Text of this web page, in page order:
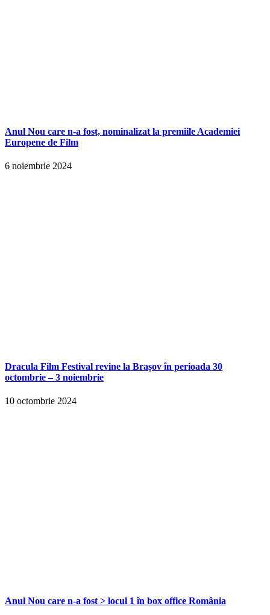
Anul Nou care n-a fost, nominalizat la premiile Academiei
Europene de Film
6 noiembrie 2024
Dracula Film Festival revine la Brașov în perioada 30
octombrie – 3 noiembrie
10 octombrie 2024
Anul Nou care n-a fost > locul 1 în box office România